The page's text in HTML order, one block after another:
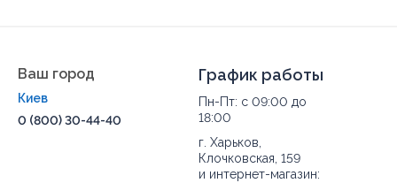
Ваш город
Киев
0 (800) 30-44-40
График работы
Пн-Пт: с 09:00 до
18:00
г. Харьков,
Клочковская, 159
и интернет-магазин: